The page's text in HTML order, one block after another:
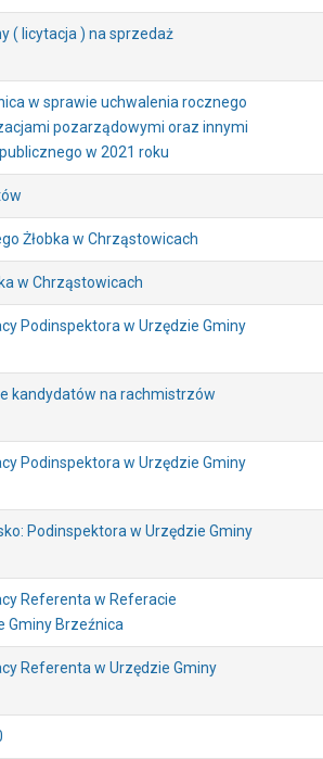
( licytacja ) na sprzedaż
w sprawie uchwalenia rocznego
pozarządowymi oraz innymi
w 2021 roku
Żłobka w Chrząstowicach
w Chrząstowicach
Podinspektora w Urzędzie Gminy
kandydatów na rachmistrzów
Podinspektora w Urzędzie Gminy
Podinspektora w Urzędzie Gminy
Referenta w Referacie
Gminy Brzeźnica
Referenta w Urzędzie Gminy